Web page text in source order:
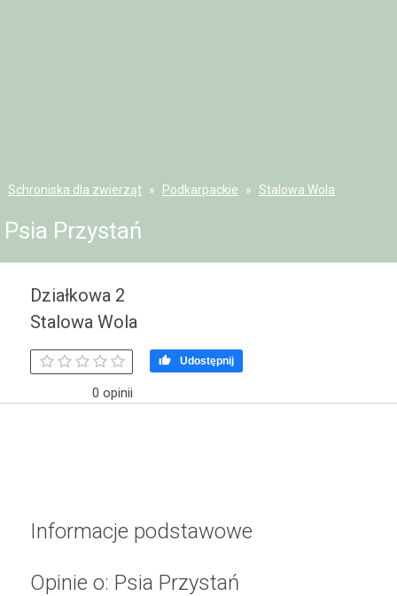
Schroniska dla zwierząt Podkarpackie Stalowa Wola
Psia Przystań
Działkowa 2
Stalowa Wola
0 opinii
 Udostępnij
Informacje podstawowe
Opinie o: Psia Przystań